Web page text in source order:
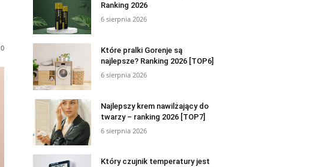
0
Ranking 2026
6 sierpnia 2026
Które pralki Gorenje są
najlepsze? Ranking 2026 [TOP6]
6 sierpnia 2026
Najlepszy krem nawilżający do
twarzy – ranking 2026 [TOP7]
6 sierpnia 2026
Który czujnik temperatury jest